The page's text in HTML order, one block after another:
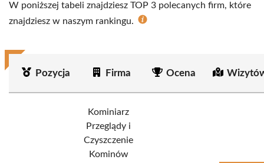
W poniższej tabeli znajdziesz TOP 3 polecanych firm, które
znajdziesz w naszym rankingu.
Pozycja Firma Ocena
Kominiarz
Przeglądy i
Czyszczenie
Kominów